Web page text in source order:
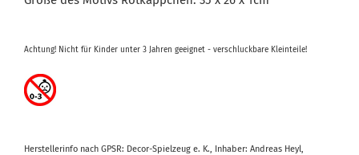
Achtung! Nicht für Kinder unter 3 Jahren geeignet - verschluckbare Kleinteile!
Herstellerinfo nach GPSR: Decor-Spielzeug e. K., Inhaber: Andreas Heyl,